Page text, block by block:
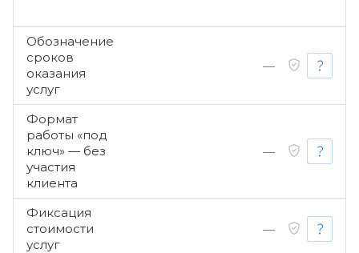
Обозначение
сроков
оказания
услуг
—
Формат
работы «под
ключ» — без
участия
клиента
—
Фиксация
стоимости
услуг
—